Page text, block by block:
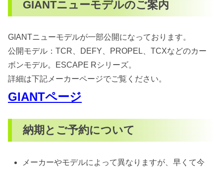
GIANTニューモデルのご案内
GIANTニューモデルが一部公開になっております。
公開モデル：TCR、DEFY、PROPEL、TCXなどのカー
ボンモデル。ESCAPE Rシリーズ。
詳細は下記メーカーページでご覧ください。
GIANTページ
納期とご予約について
メーカーやモデルによって異なりますが、早くて今